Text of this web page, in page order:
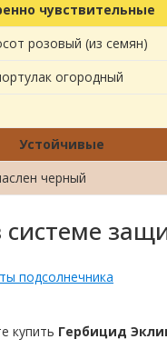
чувствительные
розовый (из семян)
огородный
Устойчивые
черный
купить Гербицид